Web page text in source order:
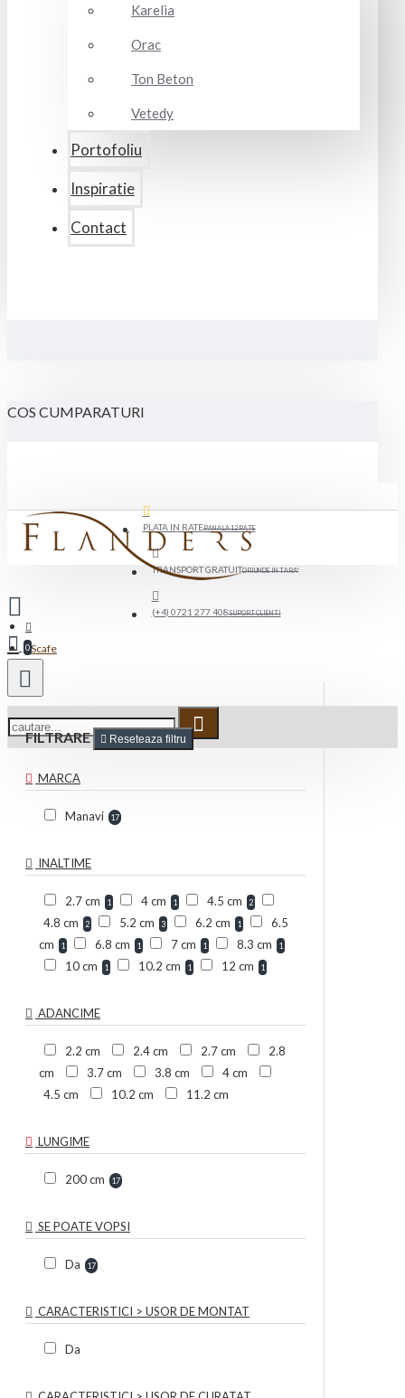
Karelia
Orac
Ton Beton
Vetedy
Portofoliu
Inspiratie
Contact
COS CUMPARATURI
PLATA IN RATEPANA LA 12 RATE
TRANSPORT GRATUITORIUNDE IN TARA*
(+4) 0721 277 408SUPORT CLIENTI
0Scafe
FILTRARE Reseteaza filtru
MARCA
Manavi 17
INALTIME
2.7 cm 1 4 cm 1 4.5 cm 2
4.8 cm 2 5.2 cm 3 6.2 cm 1
6.5
cm
1 6.8 cm 1 7 cm 1 8.3 cm 1
10 cm 1 10.2 cm 1 12 cm 1
ADANCIME
2.2 cm 2.4 cm 2.7 cm
2.8
cm
3.7 cm 3.8 cm
4 cm
4.5 cm
10.2 cm 11.2 cm
LUNGIME
200 cm 17
SE POATE VOPSI
Da 17
CARACTERISTICI > USOR DE MONTAT
Da